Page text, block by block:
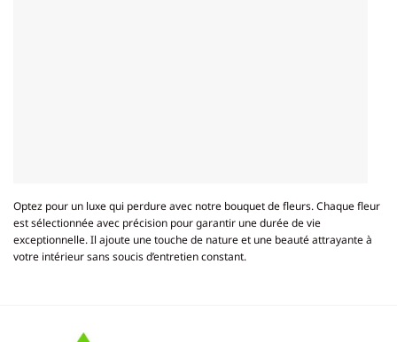
Optez pour un luxe qui perdure avec notre bouquet de fleurs. Chaque fleur
est sélectionnée avec précision pour garantir une durée de vie
exceptionnelle. Il ajoute une touche de nature et une beauté attrayante à
votre intérieur sans soucis d’entretien constant.